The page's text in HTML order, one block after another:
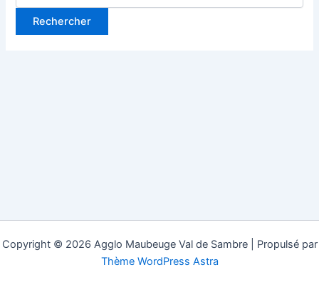
Copyright © 2026 Agglo Maubeuge Val de Sambre | Propulsé par
Thème WordPress Astra